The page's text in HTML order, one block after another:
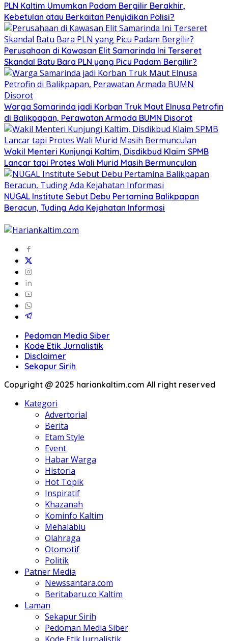
PLN Kaltim Umumkan Padam Bergilir Berakhir,
Kebetulan atau Berkaitan Penyidikan Polisi?
Perusahaan di Kawasan Elit Samarinda Ini Terseret
Skandal Batu Bara PLN yang Picu Padam Bergilir?
Warga Samarinda jadi Korban Truk Maut Elnusa Petrofin
di Balikpapan, Perawatan Armada BUMN Disorot
Wakil Menteri Kunjungi Kaltim, Disdikbud Klaim SPMB
Lancar tapi Protes Wali Murid Masih Bermunculan
NUGAL Institute Sebut Debu Pertamina Balikpapan
Beracun, Tuding Ada Kejahatan Informasi
Pedoman Media Siber
Kode Etik Jurnalistik
Disclaimer
Sekapur Sirih
Copyright @ 2025 hariankaltim.com All right reserved
Kategori
Advertorial
Berita
Etam Style
Event
Habar Warga
Historia
Hot Topik
Inspiratif
Khazanah
Kominfo Kaltim
Mehalabiu
Olahraga
Otomotif
Politik
Patner Media
Newssantara.com
Beritabaru.co Kaltim
Laman
Sekapur Sirih
Pedoman Media Siber